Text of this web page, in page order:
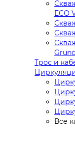
ECO
Трос и
Все